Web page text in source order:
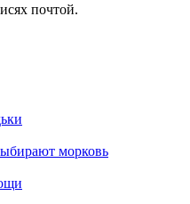
почтой.
морковь